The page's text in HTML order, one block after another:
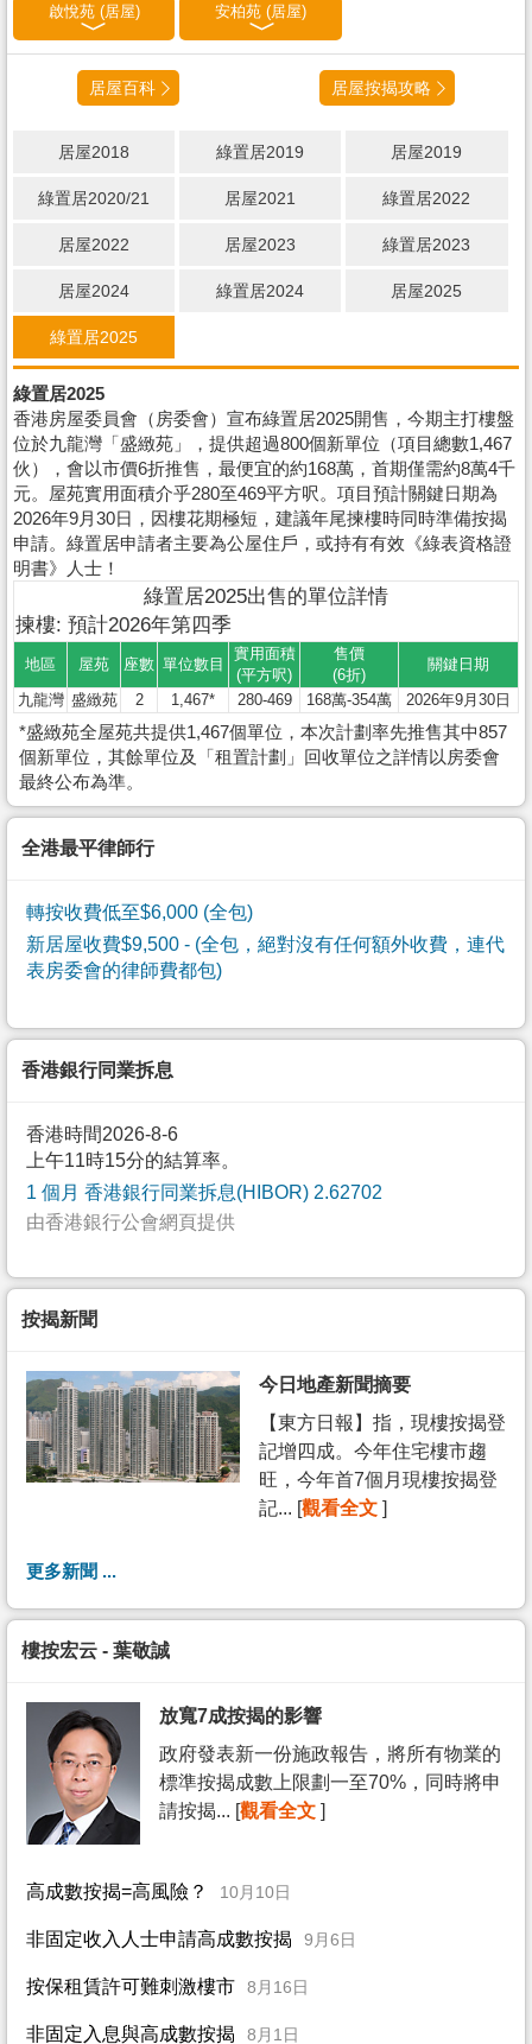
啟悅苑 (居屋) 安柏苑 (居屋)
居屋百科 居屋按揭攻略
居屋2018 綠置居2019 居屋2019
綠置居2020/21 居屋2021 綠置居2022
居屋2022 居屋2023 綠置居2023
居屋2024 綠置居2024 居屋2025
綠置居2025
綠置居2025
香港房屋委員會（房委會）宣布綠置居2025開售，今期主打樓盤
位於九龍灣「盛緻苑」，提供超過800個新單位（項目總數1,467
伙），會以市價6折推售，最便宜的約168萬，首期僅需約8萬4千
元。屋苑實用面積介乎280至469平方呎。項目預計關鍵日期為
2026年9月30日，因樓花期極短，建議年尾揀樓時同時準備按揭
申請。綠置居申請者主要為公屋住戶，或持有有效《綠表資格證
明書》人士！
綠置居2025出售的單位詳情
揀樓: 預計2026年第四季
地區 屋苑 座數 單位數目
實用面積
(平方呎)
售價
(6折)
關鍵日期
九龍灣 盛緻苑 2 1,467* 280-469 168萬-354萬 2026年9月30日
*盛緻苑全屋苑共提供1,467個單位，本次計劃率先推售其中857
個新單位，其餘單位及「租置計劃」回收單位之詳情以房委會
最終公布為準。
全港最平律師行
轉按收費低至$6,000 (全包)
新居屋收費$9,500 - (全包，絕對沒有任何額外收費，連代
表房委會的律師費都包)
香港銀行同業拆息
香港時間2026-8-6
上午11時15分的結算率。
1 個月 香港銀行同業拆息(HIBOR) 2.62702
由香港銀行公會網頁提供
按揭新聞
今日地產新聞摘要
【東方日報】指，現樓按揭登
記增四成。今年住宅樓市趨
旺，今年首7個月現樓按揭登
記... [觀看全文 ]
更多新聞 ...
樓按宏云 - 葉敬誠
放寬7成按揭的影響
政府發表新一份施政報告，將所有物業的
標準按揭成數上限劃一至70%，同時將申
請按揭... [觀看全文 ]
高成數按揭=高風險？ 10月10日
非固定收入人士申請高成數按揭 9月6日
按保租賃許可難刺激樓市 8月16日
非固定入息與高成數按揭 8月1日